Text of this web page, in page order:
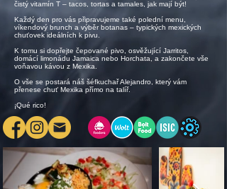
čistý vitamín T – tacos, tortas a tamales, jak mají být!
​Každý den pro vás připravujeme také polední menu,
víkendový brunch a výběr botanas – typických mexických
chuťovek ideálních k pivu.
​K tomu si dopřejte čepované pivo, osvěžující Jarritos,
domácí limonádu Jamaica nebo Horchata, a zakončete vše
voňavou kávou z Mexika.
​O vše se postará náš šéfkuchař Alejandro, který vám
přenese chuť Mexika přímo na talíř.​
¡Qué rico!